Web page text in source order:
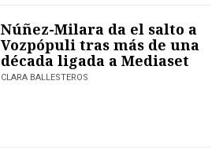
Núñez-Milara da el salto a
Vozpópuli tras más de una
década ligada a Mediaset
CLARA BALLESTEROS